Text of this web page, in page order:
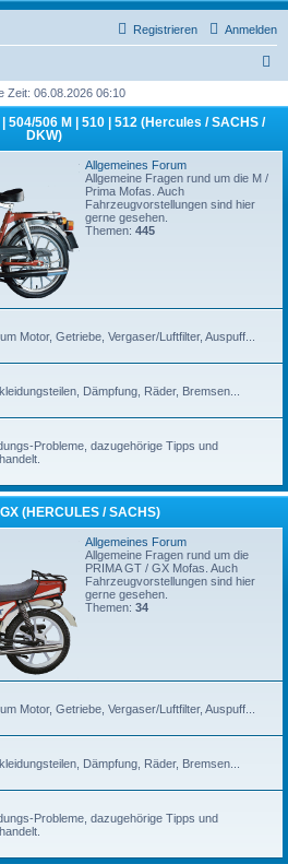
Anmelden
Registrieren
Zeit: 06.08.2026 06:10
504/506 M | 510 | 512 (Hercules / SACHS /
DKW)
Allgemeines Forum
Allgemeine Fragen rund um die M /
Prima Mofas. Auch
Fahrzeugvorstellungen sind hier
gerne gesehen.
Themen: 445
Motor, Getriebe, Vergaser/Luftfilter, Auspuff...
Dämpfung, Räder, Bremsen...
Probleme, dazugehörige Tipps und
(HERCULES / SACHS)
Allgemeines Forum
Allgemeine Fragen rund um die
PRIMA GT / GX Mofas. Auch
Fahrzeugvorstellungen sind hier
gerne gesehen.
Themen: 34
Motor, Getriebe, Vergaser/Luftfilter, Auspuff...
Dämpfung, Räder, Bremsen...
Probleme, dazugehörige Tipps und